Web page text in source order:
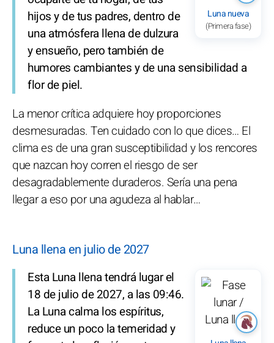
Luna nueva
(Primera fase)
hijos y de tus padres, dentro de
una atmósfera llena de dulzura
y ensueño, pero también de
humores cambiantes y de una sensibilidad a
flor de piel.
La menor crítica adquiere hoy proporciones
desmesuradas. Ten cuidado con lo que dices… El
clima es de una gran susceptibilidad y los rencores
que nazcan hoy corren el riesgo de ser
desagradablemente duraderos. Sería una pena
llegar a eso por una agudeza al hablar…
Luna llena en julio de 2027
Esta Luna llena tendrá lugar el
18 de julio de 2027, a las 09:46.
La Luna calma los espíritus,
reduce un poco la temeridad y